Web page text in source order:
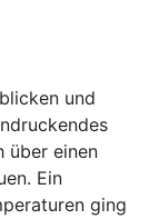
und
über einen
Ein
ging